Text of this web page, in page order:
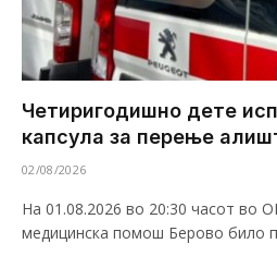
Четиригодишно дете
капсула за перење
02/08/2026
На 01.08.2026 во 20:30 часот во
медицинска помош Берово било